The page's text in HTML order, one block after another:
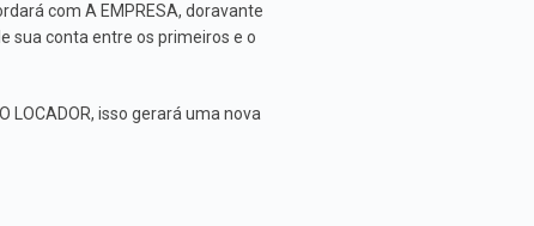
com A EMPRESA, doravante
sua conta entre os primeiros e o
LOCADOR, isso gerará uma nova